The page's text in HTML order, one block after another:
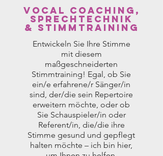
Vocal Coaching,
SPRECHTECHNIK
& STIMMTRAINING
Entwickeln Sie Ihre Stimme
mit diesem
maßgeschneiderten
Stimmtraining! Egal, ob Sie
ein/e erfahrene/r Sänger/in
sind, der/die sein Repertoire
erweitern möchte, oder ob
Sie Schauspieler/in oder
Referent/in, die/die ihre
Stimme gesund und gepflegt
halten möchte – ich bin hier,